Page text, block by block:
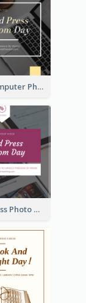
Yellow Computer Photo World Press Freedom Day Instagram Post
Purple Press Photo World Press Freedom Day Instagram Post